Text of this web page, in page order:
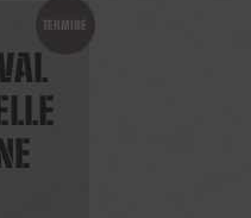
TERMINÉ